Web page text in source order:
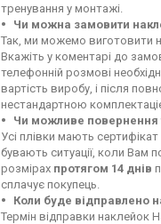
тренування у монтажі.
Чи можна замовити
Так, ми можемо виготовити
Вкажіть у коментарі до
телефонній розмові
вартість виробу, і після
нестандартною
Чи можливе повернення
Усі плівки мають
бувають ситуації, коли Вам
розмірах протягом 14 днів
сплачує покупець.
Коли буде відправлено
Термін відправки наклейок